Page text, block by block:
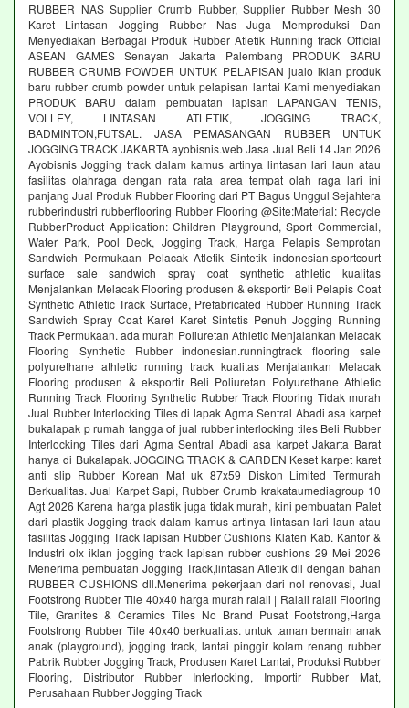
RUBBER NAS Supplier Crumb Rubber, Supplier Rubber Mesh 30
Karet Lintasan Jogging Rubber Nas Juga Memproduksi Dan
Menyediakan Berbagai Produk Rubber Atletik Running track Official
ASEAN GAMES Senayan Jakarta Palembang PRODUK BARU
RUBBER CRUMB POWDER UNTUK PELAPISAN jualo iklan produk
baru rubber crumb powder untuk pelapisan lantai Kami menyediakan
PRODUK BARU dalam pembuatan lapisan LAPANGAN TENIS,
VOLLEY, LINTASAN ATLETIK, JOGGING TRACK,
BADMINTON,FUTSAL. JASA PEMASANGAN RUBBER UNTUK
JOGGING TRACK JAKARTA ayobisnis.web Jasa Jual Beli 14 Jan 2026
Ayobisnis Jogging track dalam kamus artinya lintasan lari laun atau
fasilitas olahraga dengan rata rata area tempat olah raga lari ini
panjang Jual Produk Rubber Flooring dari PT Bagus Unggul Sejahtera
rubberindustri rubberflooring Rubber Flooring @Site:Material: Recycle
RubberProduct Application: Children Playground, Sport Commercial,
Water Park, Pool Deck, Jogging Track, Harga Pelapis Semprotan
Sandwich Permukaan Pelacak Atletik Sintetik indonesian.sportcourt
surface sale sandwich spray coat synthetic athletic kualitas
Menjalankan Melacak Flooring produsen & eksportir Beli Pelapis Coat
Synthetic Athletic Track Surface, Prefabricated Rubber Running Track
Sandwich Spray Coat Karet Karet Sintetis Penuh Jogging Running
Track Permukaan. ada murah Poliuretan Athletic Menjalankan Melacak
Flooring Synthetic Rubber indonesian.runningtrack flooring sale
polyurethane athletic running track kualitas Menjalankan Melacak
Flooring produsen & eksportir Beli Poliuretan Polyurethane Athletic
Running Track Flooring Synthetic Rubber Track Flooring Tidak murah
Jual Rubber Interlocking Tiles di lapak Agma Sentral Abadi asa karpet
bukalapak p rumah tangga of jual rubber interlocking tiles Beli Rubber
Interlocking Tiles dari Agma Sentral Abadi asa karpet Jakarta Barat
hanya di Bukalapak. JOGGING TRACK & GARDEN Keset karpet karet
anti slip Rubber Korean Mat uk 87x59 Diskon Limited Termurah
Berkualitas. Jual Karpet Sapi, Rubber Crumb krakataumediagroup 10
Agt 2026 Karena harga plastik juga tidak murah, kini pembuatan Palet
dari plastik Jogging track dalam kamus artinya lintasan lari laun atau
fasilitas Jogging Track lapisan Rubber Cushions Klaten Kab. Kantor &
Industri olx iklan jogging track lapisan rubber cushions 29 Mei 2026
Menerima pembuatan Jogging Track,lintasan Atletik dll dengan bahan
RUBBER CUSHIONS dll.Menerima pekerjaan dari nol renovasi, Jual
Footstrong Rubber Tile 40x40 harga murah ralali | Ralali ralali Flooring
Tile, Granites & Ceramics Tiles No Brand Pusat Footstrong,Harga
Footstrong Rubber Tile 40x40 berkualitas. untuk taman bermain anak
anak (playground), jogging track, lantai pinggir kolam renang rubber
Pabrik Rubber Jogging Track, Produsen Karet Lantai, Produksi Rubber
Flooring, Distributor Rubber Interlocking, Importir Rubber Mat,
Perusahaan Rubber Jogging Track